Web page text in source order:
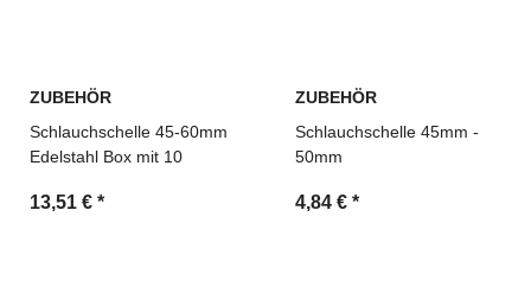
ZUBEHÖR
Schlauchschelle 45-60mm
Edelstahl Box mit 10
13,51 € *
ZUBEHÖR
Schlauchschelle 45mm -
50mm
4,84 € *